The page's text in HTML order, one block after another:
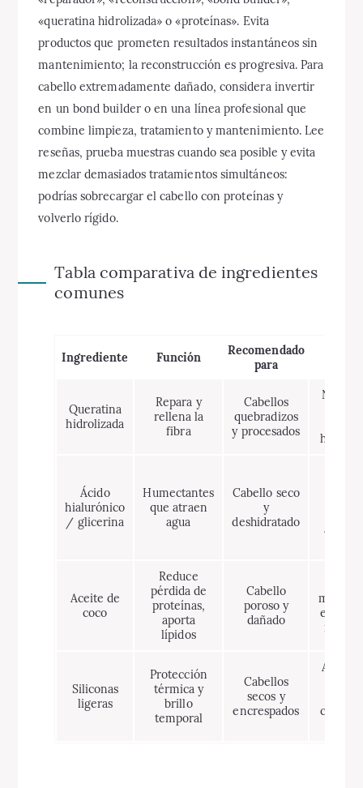
«queratina hidrolizada» o «proteínas». Evita
productos que prometen resultados instantáneos sin
mantenimiento; la reconstrucción es progresiva. Para
cabello extremadamente dañado, considera invertir
en un bond builder o en una línea profesional que
combine limpieza, tratamiento y mantenimiento. Lee
reseñas, prueba muestras cuando sea posible y evita
mezclar demasiados tratamientos simultáneos:
podrías sobrecargar el cabello con proteínas y
volverlo rígido.
Tabla comparativa de ingredientes
comunes
Ingrediente Función
Recomendado
para
Queratina
hidrolizada
Repara y
rellena la
fibra
Cabellos
quebradizos
y procesados
No
Ácido
hialurónico
/ glicerina
Humectantes
que atraen
agua
Cabello seco
y
deshidratado
Aceite de
coco
Reduce
pérdida de
proteínas,
aporta
lípidos
Cabello
poroso y
dañado
en
muy
Siliconas
ligeras
Protección
térmica y
brillo
temporal
Cabellos
secos y
encrespados